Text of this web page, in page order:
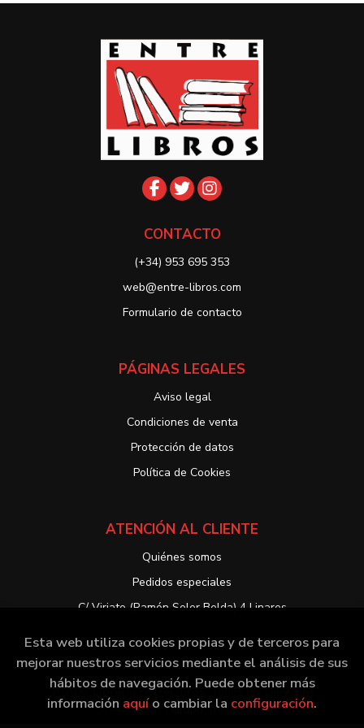
CONTACTO
(+34) 953 695 353
web@entre-libros.com
Formulario de contacto
PÁGINAS LEGALES
Aviso legal
Condiciones de venta
Protección de datos
Política de Cookies
ATENCIÓN AL CLIENTE
Quiénes somos
Pedidos especiales
C/ Viriato (Ramón Soler Belda) 4 Linares
2026 ©Librería EntreLibros . Todos los Derechos
Reservados |Grupo Trevenque
Esta web utiliza cookies propias y de terceros para
mejorar nuestros servicios mediante el análisis de sus
hábitos de navegación. Puede obtener más
información aquío cambiar la configuración.